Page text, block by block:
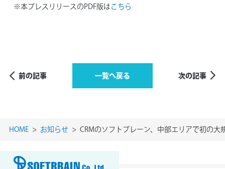
※本プレスリリースのPDF版は こちら
前の記事 一覧へ戻る 次の記事
HOME お知らせ CRMのソフトブレーン、中部エリアで初の大